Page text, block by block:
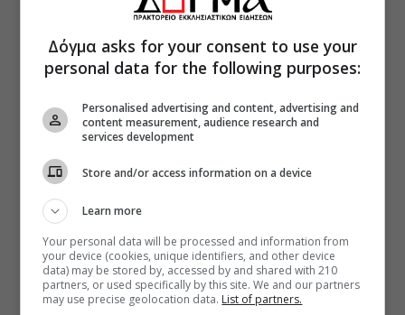
Δόγμα asks for your consent to use your
personal data for the following purposes:
Personalised advertising and content, advertising and
content measurement, audience research and
services development
Store and/or access information on a device
Learn more
Your personal data will be processed and information from
your device (cookies, unique identifiers, and other device
data) may be stored by, accessed by and shared with 210
partners, or used specifically by this site. We and our partners
may use precise geolocation data. List of partners.